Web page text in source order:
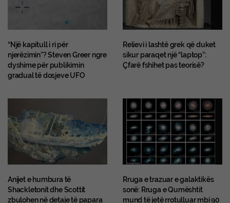
“Një kapitull i ri për
njerëzimin”? Steven Greer ngre
dyshime për publikimin
gradual të dosjeve UFO
Relievi i lashtë grek që duket
sikur paraqet një “laptop”:
Çfarë fshihet pas teorisë?
Anijet e humbura të
Shackletonit dhe Scottit
zbulohen në detaje të papara
Rruga e trazuar e galaktikës
sonë: Rruga e Qumështit
mund të jetë rrotulluar mbi 90